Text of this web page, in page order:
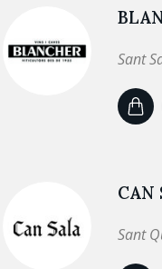
Sant
CAN
Sant